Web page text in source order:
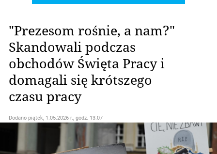
"Prezesom rośnie, a nam?"
Skandowali podczas
obchodów Święta Pracy i
domagali się krótszego
czasu pracy
Dodano piątek, 1.05.2026 r., godz. 13.07